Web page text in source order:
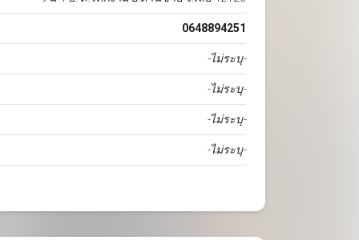
0648894251
-ไม่ระบุ-
-ไม่ระบุ-
-ไม่ระบุ-
-ไม่ระบุ-